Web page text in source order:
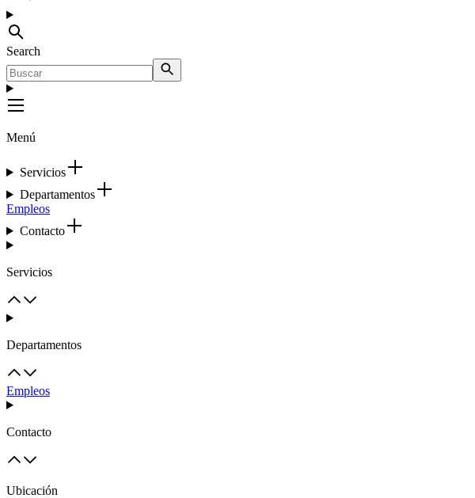
Search
Menú
Servicios
Departamentos
Empleos
Contacto
Servicios
Departamentos
Empleos
Contacto
Ubicación